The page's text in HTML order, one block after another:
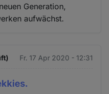
Generation,
aufwächst.
Fr. 17 Apr 2020 - 12:31